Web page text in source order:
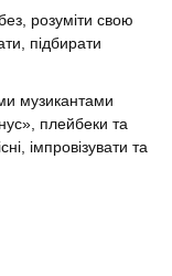
розуміти свою
підбирати
музикантами
плейбеки та
імпровізувати та